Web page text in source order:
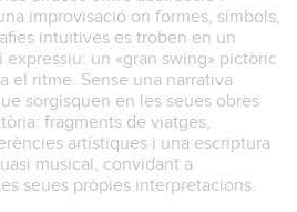
improvisació on formes, símbols,
intuïtives es troben en un
un «gran swing» pictòric
el ritme. Sense una narrativa
sorgisquen en les seues obres
fragments de viatges,
artístiques i una escriptura
musical, convidant a
seues pròpies interpretacions.